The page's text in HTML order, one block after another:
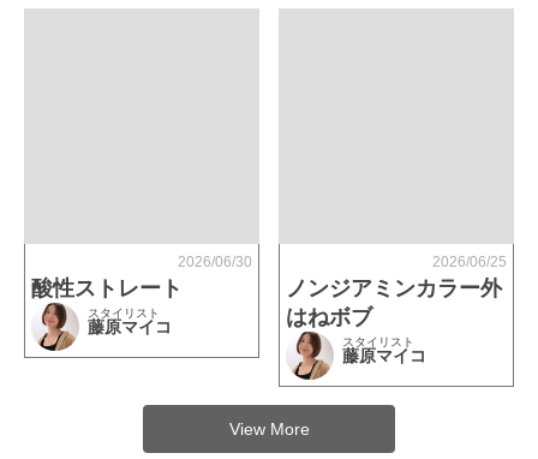
2026/06/30
酸性ストレート
スタイリスト
藤原マイコ
2026/06/25
ノンジアミンカラー外
はねボブ
スタイリスト
藤原マイコ
View More